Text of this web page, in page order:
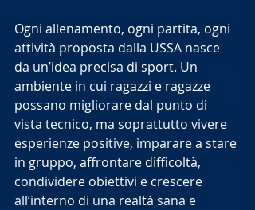
Ogni allenamento, ogni partita, ogni
attività proposta dalla USSA nasce
da un’idea precisa di sport. Un
ambiente in cui ragazzi e ragazze
possano migliorare dal punto di
vista tecnico, ma soprattutto vivere
esperienze positive, imparare a stare
in gruppo, affrontare difficoltà,
condividere obiettivi e crescere
all’interno di una realtà sana e